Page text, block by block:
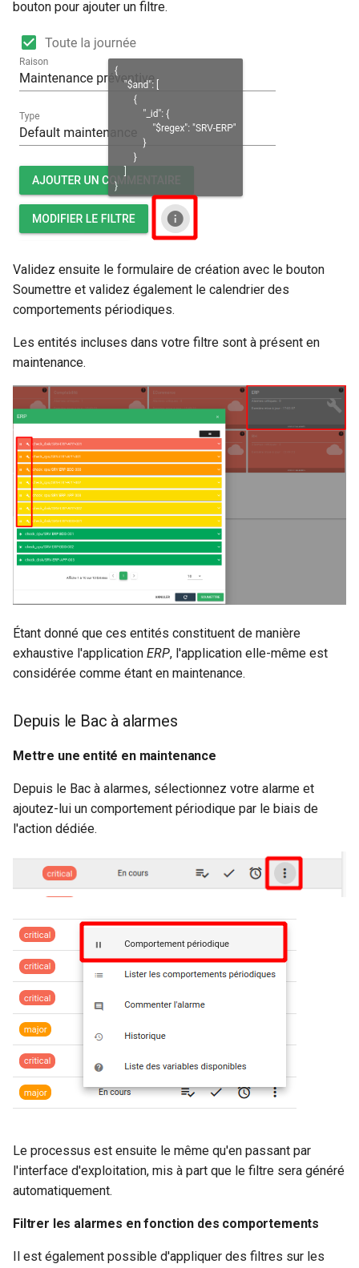
bouton pour ajouter un filtre.
Validez ensuite le formulaire de création avec le bouton
Soumettre et validez également le calendrier des
comportements périodiques.
Les entités incluses dans votre filtre sont à présent en
maintenance.
Étant donné que ces entités constituent de manière
exhaustive l'application ERP, l'application elle-même est
considérée comme étant en maintenance.
Depuis le Bac à alarmes
Mettre une entité en maintenance
Depuis le Bac à alarmes, sélectionnez votre alarme et
ajoutez-lui un comportement périodique par le biais de
l'action dédiée.
Le processus est ensuite le même qu'en passant par
l'interface d'exploitation, mis à part que le filtre sera généré
automatiquement.
Filtrer les alarmes en fonction des comportements
Il est également possible d'appliquer des filtres sur les